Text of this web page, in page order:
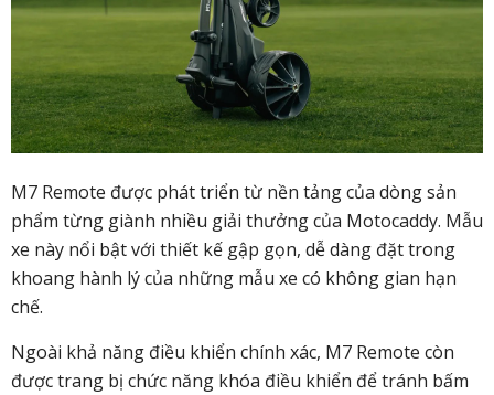
M7 Remote được phát triển từ nền tảng của dòng sản
phẩm từng giành nhiều giải thưởng của Motocaddy. Mẫu
xe này nổi bật với thiết kế gập gọn, dễ dàng đặt trong
khoang hành lý của những mẫu xe có không gian hạn
chế.
Ngoài khả năng điều khiển chính xác, M7 Remote còn
được trang bị chức năng khóa điều khiển để tránh bấm